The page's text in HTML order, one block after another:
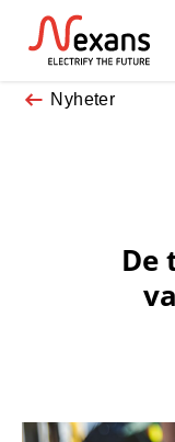
Nyheter
De